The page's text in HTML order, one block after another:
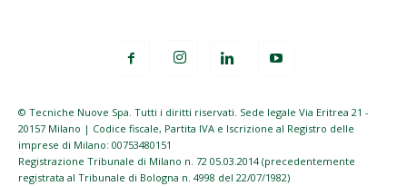
© Tecniche Nuove Spa. Tutti i diritti riservati. Sede legale Via Eritrea 21 -
20157 Milano | Codice fiscale, Partita IVA e Iscrizione al Registro delle
imprese di Milano: 00753480151
Registrazione Tribunale di Milano n. 72 05.03.2014 (precedentemente
registrata al Tribunale di Bologna n. 4998 del 22/07/1982)